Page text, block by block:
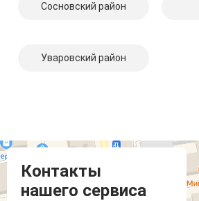
Сосновский район
Уваровский район
Контакты
нашего сервиса
Компмастер
Тамбов
Носовская улица, 1